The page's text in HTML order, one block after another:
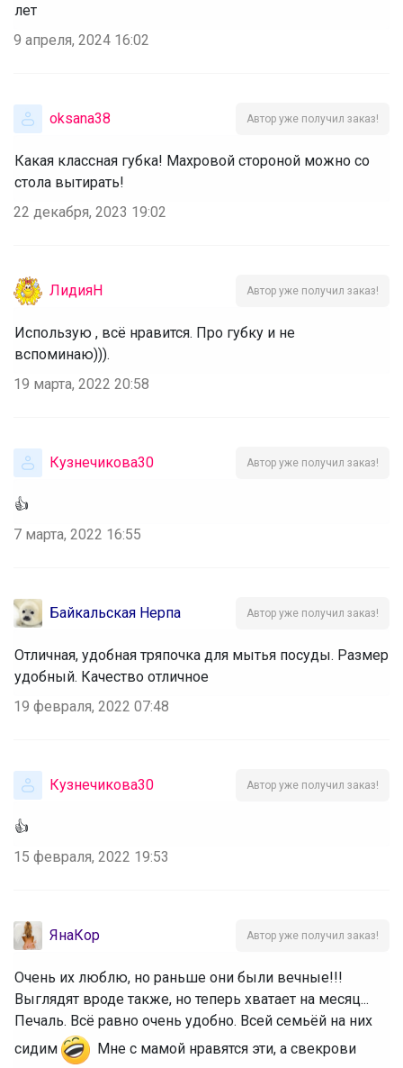
лет
9 апреля, 2024 16:02
oksana38 Автор уже получил заказ!
Какая классная губка! Махровой стороной можно со
стола вытирать!
22 декабря, 2023 19:02
ЛидияН Автор уже получил заказ!
Использую , всё нравится. Про губку и не
вспоминаю))).
19 марта, 2022 20:58
Кузнечикова30 Автор уже получил заказ!
👍
7 марта, 2022 16:55
Байкальская Нерпа Автор уже получил заказ!
Отличная, удобная тряпочка для мытья посуды. Размер
удобный. Качество отличное
19 февраля, 2022 07:48
Кузнечикова30 Автор уже получил заказ!
👍
15 февраля, 2022 19:53
ЯнаКор Автор уже получил заказ!
Очень их люблю, но раньше они были вечные!!!
Выглядят вроде также, но теперь хватает на месяц...
Печаль. Всё равно очень удобно. Всей семьёй на них
сидим
Мне с мамой нравятся эти, а свекрови